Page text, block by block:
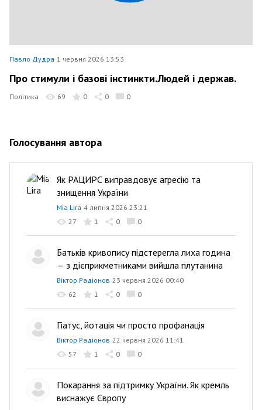
Павло Дудра 1 червня 2026 13:53
Про стимули і базові інстинкти.Людей і держав.
Політика 69 0 0 0
Голосування автора
Як РАЦИРС виправдовує агресію та
знищення України
Mia Lira 4 липня 2026 23:21
27
1 0 0
Батьків кривопису підстерегла лиха година
— з дієприкметниками вийшла плутанина
Віктор Радіонов 23 червня 2026 00:40
62
1 0 0
Гіатус, йотація чи просто профанація
Віктор Радіонов 22 червня 2026 11:41
57
1 0 0
Покарання за підтримку України. Як кремль
виснажує Європу